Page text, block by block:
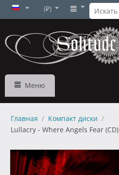
(₽)
Меню
Главная / Компакт диски /
Lullacry - Where Angels Fear (CD)